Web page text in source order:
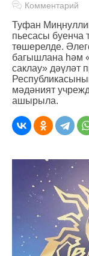
Комментарий
Туфан
пьесасы
төшерелде.
багышлана һәм
саклау» дәүләт
мәдәният
ашырыла.